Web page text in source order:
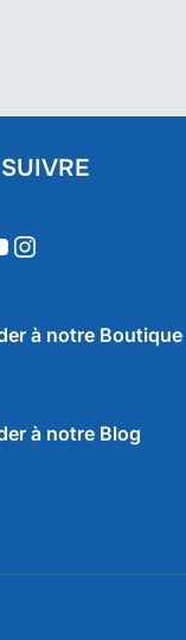
Instagram
à notre Boutique
à notre Blog